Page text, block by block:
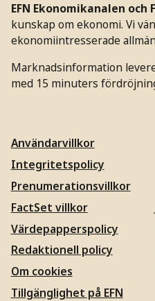
EFN Ekonomikanalen och
kunskap om ekonomi. Vi
ekonomiintresserade
Marknadsinformation
med 15 minuters
Användarvillkor
Integritetspolicy
Prenumerationsvillkor
FactSet villkor
Värdepapperspolicy
Redaktionell policy
Om cookies
Tillgänglighet på EFN